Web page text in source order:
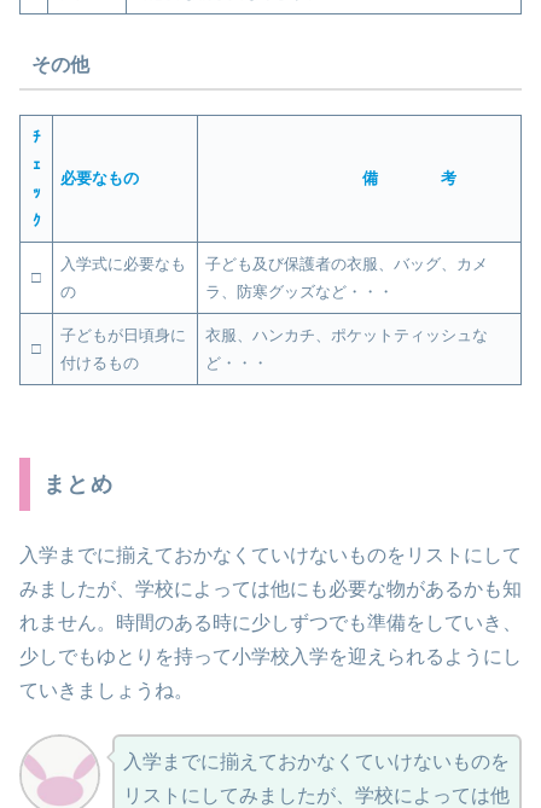
その他
ﾁ
ｪ
ｯ
ｸ
必要なもの 備 考
□
入学式に必要なも
の
子ども及び保護者の衣服、バッグ、カメ
ラ、防寒グッズなど・・・
□
子どもが日頃身に
付けるもの
衣服、ハンカチ、ポケットティッシュな
ど・・・
まとめ
入学までに揃えておかなくていけないものをリストにして
みましたが、学校によっては他にも必要な物があるかも知
れません。時間のある時に少しずつでも準備をしていき、
少しでもゆとりを持って小学校入学を迎えられるようにし
ていきましょうね。
入学までに揃えておかなくていけないものを
リストにしてみましたが、学校によっては他